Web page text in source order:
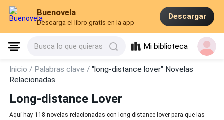
Buenovela
Descarga el libro gratis en la app
Descargar
Busca lo que quieras Mi biblioteca
Inicio / Palabras clave /"long-distance lover" Novelas
Relacionadas
Long-distance Lover
Aquí hay 118 novelas relacionadas con long-distance lover para que las